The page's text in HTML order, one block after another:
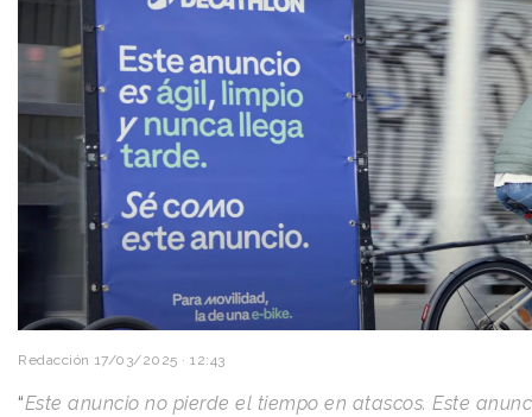
Redacción 17/03/2025 · 12:43
“Este anuncio no pierde el tiempo en atascos. Este